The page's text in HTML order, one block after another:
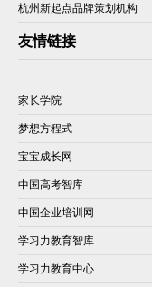
杭州新起点品牌策划机构
友情链接
家长学院
梦想方程式
宝宝成长网
中国高考智库
中国企业培训网
学习力教育智库
学习力教育中心